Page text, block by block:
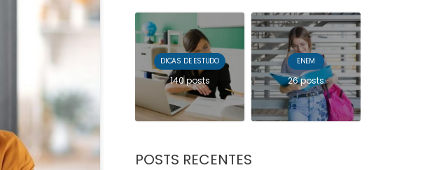
DICAS DE ESTUDO
140 posts
ENEM
26 posts
POSTS RECENTES